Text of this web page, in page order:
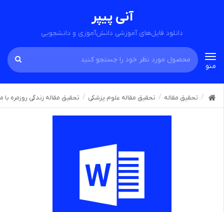
آنی پیپر
دانلود فایل‌های آموزشی دانش‌آموزی و دانشجویی
Toggle
navigation
منو
تحقیق مقاله تحقیق مقاله علوم پزشکی تحقیق مقاله زندگی روزمره با